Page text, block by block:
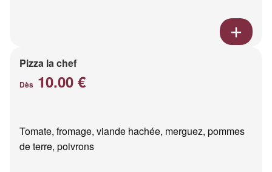
Pizza la chef
Dès 10.00 €
Tomate, fromage, viande hachée, merguez, pommes
de terre, poivrons